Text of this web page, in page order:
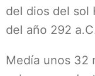
del dios del sol
del año 292
Medía unos 32